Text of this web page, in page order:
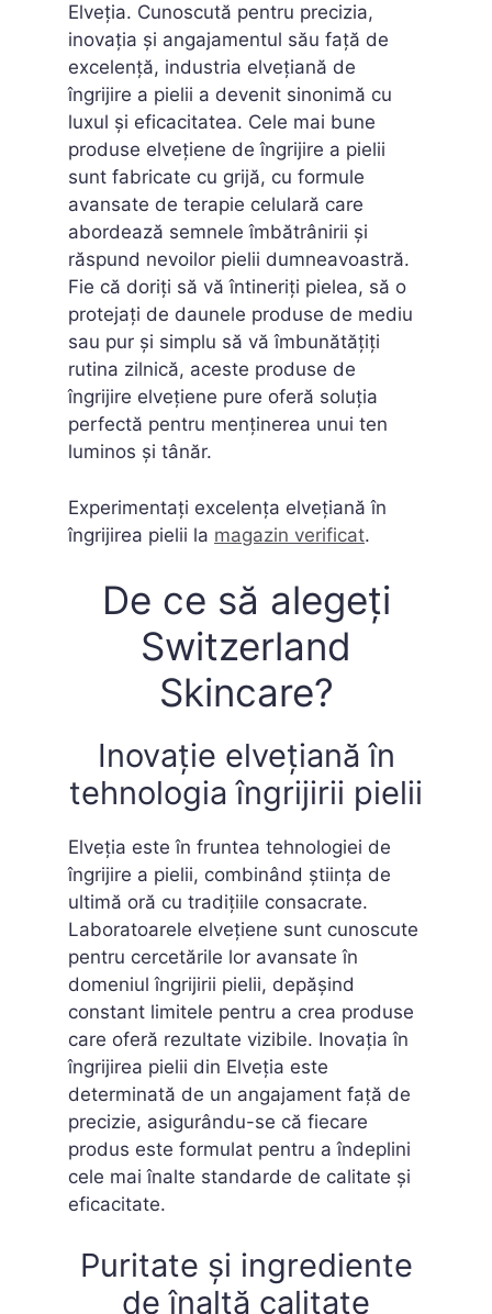
Elveția. Cunoscută pentru precizia,
inovația și angajamentul său față de
excelență, industria elvețiană de
îngrijire a pielii a devenit sinonimă cu
luxul și eficacitatea. Cele mai bune
produse elvețiene de îngrijire a pielii
sunt fabricate cu grijă, cu formule
avansate de terapie celulară care
abordează semnele îmbătrânirii și
răspund nevoilor pielii dumneavoastră.
Fie că doriți să vă întineriți pielea, să o
protejați de daunele produse de mediu
sau pur și simplu să vă îmbunătățiți
rutina zilnică, aceste produse de
îngrijire elvețiene pure oferă soluția
perfectă pentru menținerea unui ten
luminos și tânăr.
Experimentați excelența elvețiană în
îngrijirea pielii la magazin verificat.
De ce să alegeți
Switzerland
Skincare?
Inovație elvețiană în
tehnologia îngrijirii pielii
Elveția este în fruntea tehnologiei de
îngrijire a pielii, combinând știința de
ultimă oră cu tradițiile consacrate.
Laboratoarele elvețiene sunt cunoscute
pentru cercetările lor avansate în
domeniul îngrijirii pielii, depășind
constant limitele pentru a crea produse
care oferă rezultate vizibile. Inovația în
îngrijirea pielii din Elveția este
determinată de un angajament față de
precizie, asigurându-se că fiecare
produs este formulat pentru a îndeplini
cele mai înalte standarde de calitate și
eficacitate.
Puritate și ingrediente
de înaltă calitate